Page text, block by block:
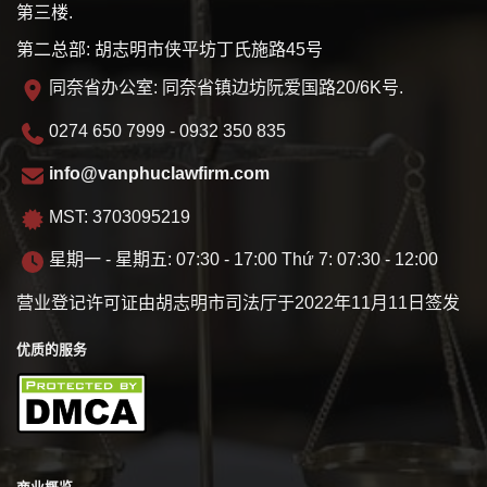
第三楼.
第二总部: 胡志明市侠平坊丁氏施路45号
同奈省办公室: 同奈省镇边坊阮爱国路20/6K号.
0274 650 7999 - 0932 350 835
info@vanphuclawfirm.com
MST: 3703095219
星期一 - 星期五: 07:30 - 17:00 Thứ 7: 07:30 - 12:00
营业登记许可证由胡志明市司法厅于2022年11月11日签发
优质的服务